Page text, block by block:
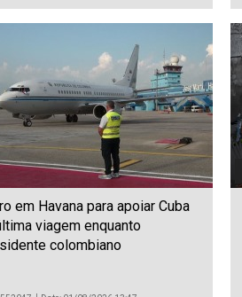
em Havana para apoiar Cuba
viagem enquanto
colombiano